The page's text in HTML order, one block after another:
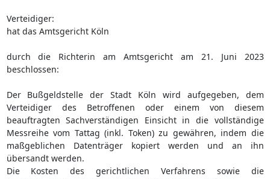
Verteidiger:
hat das Amtsgericht Köln
durch die Richterin am Amtsgericht am 21. Juni 2023
beschlossen:
Der Bußgeldstelle der Stadt Köln wird aufgegeben, dem
Verteidiger des Betroffenen oder einem von diesem
beauftragten Sachverständigen Einsicht in die vollständige
Messreihe vom Tattag (inkl. Token) zu gewähren, indem die
maßgeblichen Datenträger kopiert werden und an ihn
übersandt werden.
Die Kosten des gerichtlichen Verfahrens sowie die